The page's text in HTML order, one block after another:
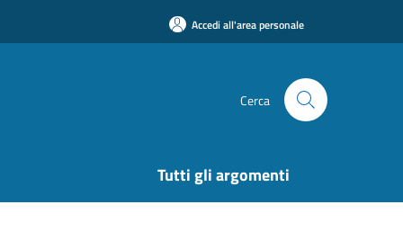
Accedi all'area personale
Cerca
Tutti gli argomenti